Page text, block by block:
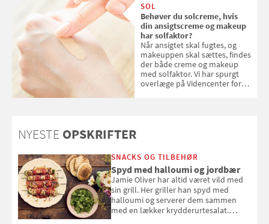
SOL
Behøver du solcreme, hvis
din ansigtscreme og makeup
har solfaktor?
Når ansigtet skal fugtes, og
makeuppen skal sættes, findes
der både creme og makeup
med solfaktor. Vi har spurgt
overlæge på Videncenter for
NYESTE OPSKRIFTER
SNACKS OG TILBEHØR
Spyd med halloumi og jordbær
Jamie Oliver har altid været vild med
sin grill. Her griller han spyd med
halloumi og serverer dem sammen
med en lækker krydderurtesalat.